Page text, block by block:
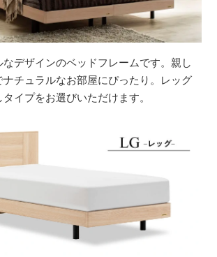
デザインのベッドフレームです。親し
チュラルなお部屋にぴったり。レッグ
イプをお選びいただけます。